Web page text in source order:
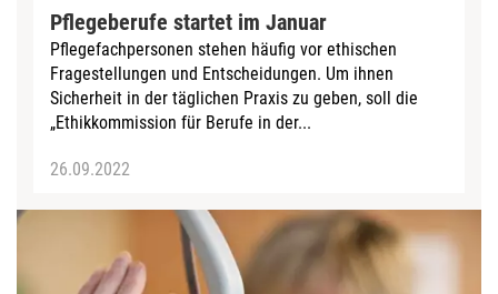
Pflegeberufe startet im Januar
Pflegefachpersonen stehen häufig vor ethischen
Fragestellungen und Entscheidungen. Um ihnen
Sicherheit in der täglichen Praxis zu geben, soll die
„Ethikkommission für Berufe in der...
26.09.2022